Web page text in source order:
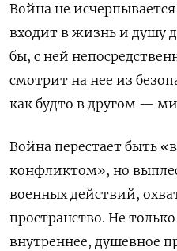
Война не
входит в жизнь и душу
бы, с ней
смотрит на нее из
как будто в другом —
Война перестает быть
конфликтом», но
военных действий,
пространство. Не
внутреннее, душевное